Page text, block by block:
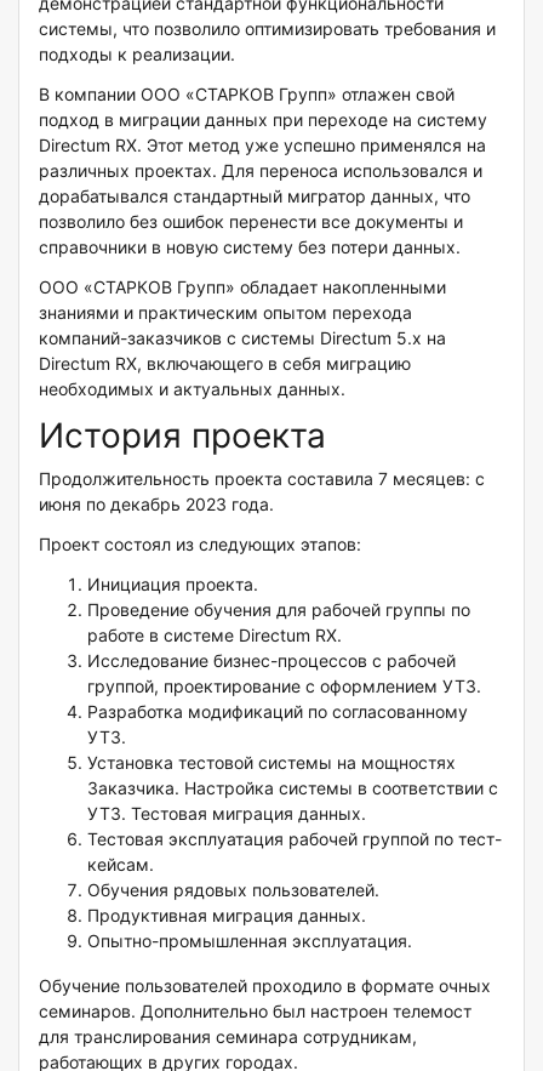
системы, что позволило оптимизировать требования и
подходы к реализации.
В компании ООО «СТАРКОВ Групп» отлажен свой
подход в миграции данных при переходе на систему
Directum RX. Этот метод уже успешно применялся на
различных проектах. Для переноса использовался и
дорабатывался стандартный мигратор данных, что
позволило без ошибок перенести все документы и
справочники в новую систему без потери данных.
ООО «СТАРКОВ Групп» обладает накопленными
знаниями и практическим опытом перехода
компаний-заказчиков с системы Directum 5.x на
Directum RX, включающего в себя миграцию
необходимых и актуальных данных.
История проекта
Продолжительность проекта составила 7 месяцев: с
июня по декабрь 2023 года.
Проект состоял из следующих этапов:
Инициация проекта.
Проведение обучения для рабочей группы по
работе в системе Directum RX.
Исследование бизнес-процессов с рабочей
группой, проектирование с оформлением УТЗ.
Разработка модификаций по согласованному
УТЗ.
Установка тестовой системы на мощностях
Заказчика. Настройка системы в соответствии с
УТЗ. Тестовая миграция данных.
Тестовая эксплуатация рабочей группой по тест-
кейсам.
Обучения рядовых пользователей.
Продуктивная миграция данных.
Опытно-промышленная эксплуатация.
Обучение пользователей проходило в формате очных
семинаров. Дополнительно был настроен телемост
для транслирования семинара сотрудникам,
работающих в других городах.